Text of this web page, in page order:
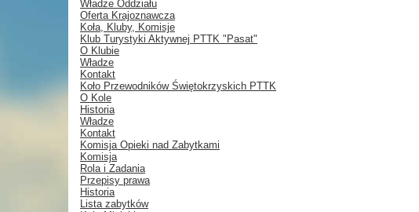
Władze Oddziału
Oferta Krajoznawcza
Koła, Kluby, Komisje
Klub Turystyki Aktywnej PTTK "Pasat"
O Klubie
Władze
Kontakt
Koło Przewodników Świętokrzyskich PTTK
O Kole
Historia
Władze
Kontakt
Komisja Opieki nad Zabytkami
Komisja
Rola i Zadania
Przepisy prawa
Historia
Lista zabytków